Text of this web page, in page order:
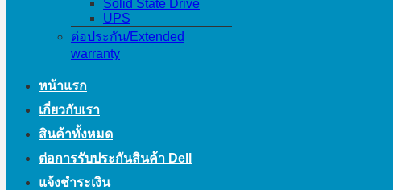
Solid State Drive
UPS
ต่อประกัน/Extended
warranty
หน้าแรก
เกี่ยวกับเรา
สินค้าทั้งหมด
ต่อการรับประกันสินค้า Dell
แจ้งชำระเงิน